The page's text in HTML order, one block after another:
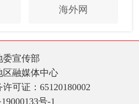
海外网
委宣传部
区融媒体中心
可证：65120180002
号-1